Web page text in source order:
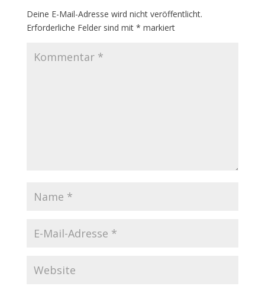
Deine E-Mail-Adresse wird nicht veröffentlicht.
Erforderliche Felder sind mit * markiert